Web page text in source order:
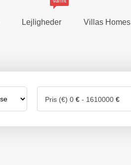
Lejligheder Villas Homes
Pris (€)0 € - 1610000 €